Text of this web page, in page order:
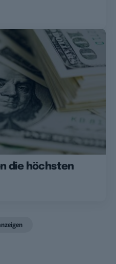
die höchsten